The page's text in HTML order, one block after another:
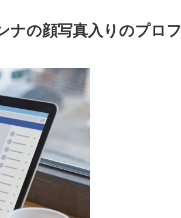
ナの顔写真入りのプロフ